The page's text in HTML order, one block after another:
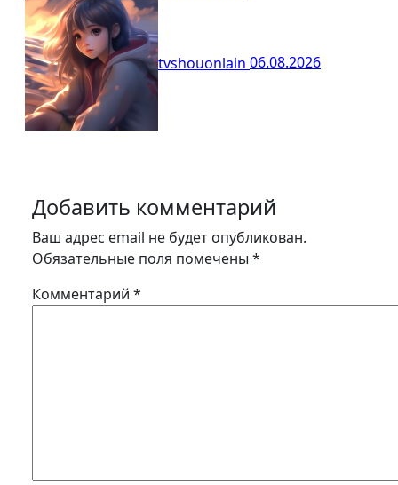
tvshouonlain 06.08.2026
Добавить комментарий
Ваш адрес email не будет опубликован.
Обязательные поля помечены *
Комментарий *